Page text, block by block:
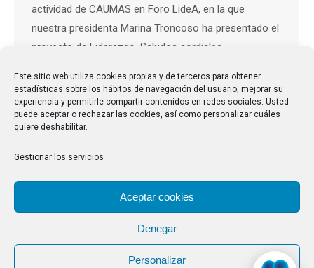
Este sitio web utiliza cookies propias y de terceros para obtener
estadísticas sobre los hábitos de navegación del usuario, mejorar su
experiencia y permitirle compartir contenidos en redes sociales. Usted
puede aceptar o rechazar las cookies, así como personalizar cuáles
quiere deshabilitar.
Gestionar los servicios
Aceptar cookies
Denegar
Personalizar
actividad de CAUMAS en Foro LideA, en la que
nuestra presidenta Marina Troncoso ha presentado el
proyecto de Liderazgo. Saludos cordiales.